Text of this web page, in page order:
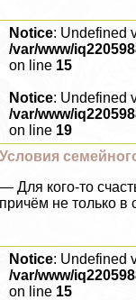
Notice: Undefined
/var/www/
on line 15
Notice: Undefined
/var/www/
on line 19
Условия
— Для кого-то
причём не только в
Notice: Undefined
/var/www/
on line 15